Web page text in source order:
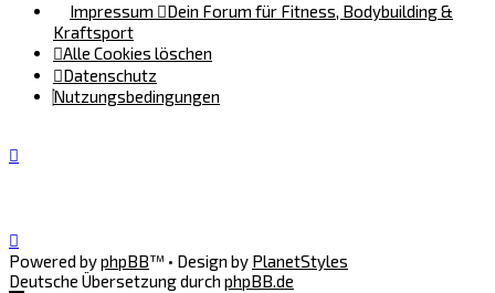
Impressum
Dein Forum für Fitness, Bodybuilding &
Kraftsport
Alle Cookies löschen
Datenschutz
Nutzungsbedingungen
Powered byphpBB™ • Design by PlanetStyles
Deutsche Übersetzung durch phpBB.de